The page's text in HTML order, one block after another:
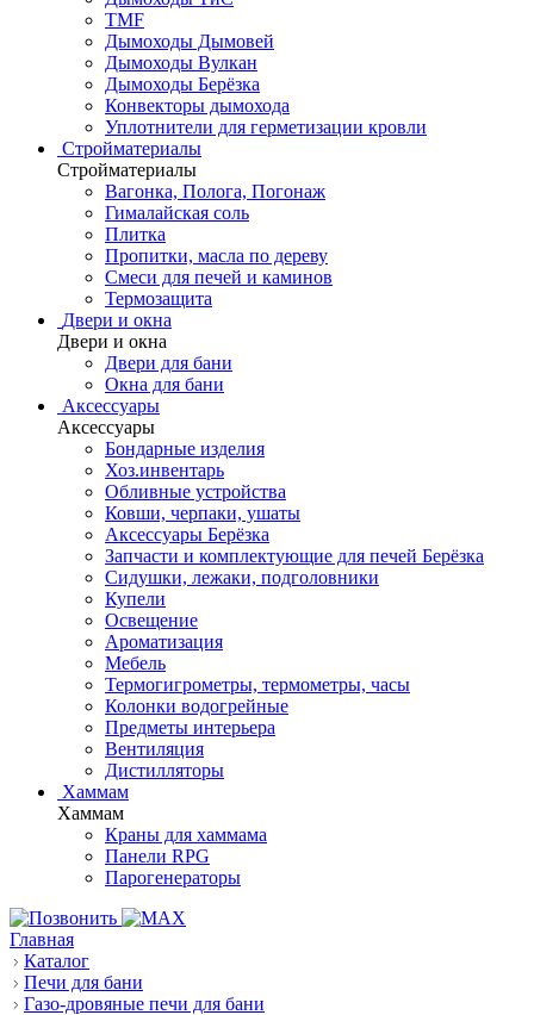
TMF
Дымоходы Дымовей
Дымоходы Вулкан
Дымоходы Берёзка
Конвекторы дымохода
Уплотнители для герметизации кровли
Стройматериалы
Стройматериалы
Вагонка, Полога, Погонаж
Гималайская соль
Плитка
Пропитки, масла по дереву
Смеси для печей и каминов
Термозащита
Двери и окна
Двери и окна
Двери для бани
Окна для бани
Аксессуары
Аксессуары
Бондарные изделия
Хоз.инвентарь
Обливные устройства
Ковши, черпаки, ушаты
Аксессуары Берёзка
Запчасти и комплектующие для печей Берёзка
Сидушки, лежаки, подголовники
Купели
Освещение
Ароматизация
Мебель
Термогигрометры, термометры, часы
Колонки водогрейные
Предметы интерьера
Вентиляция
Дистилляторы
Хаммам
Хаммам
Краны для хаммама
Панели RPG
Парогенераторы
Главная
Каталог
Печи для бани
Газо-дровяные печи для бани